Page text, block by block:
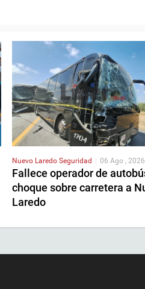
Nuevo Laredo Seguridad 06 Ago , 2026
Fallece operador de
choque sobre carretera a
Laredo